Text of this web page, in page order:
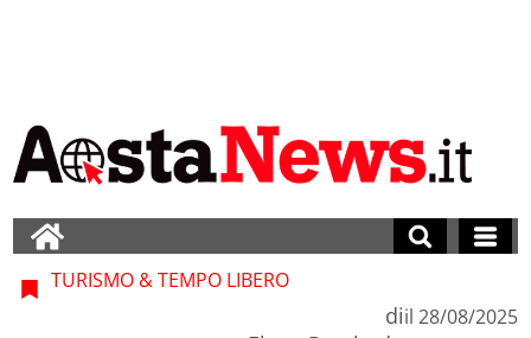
TURISMO & TEMPO LIBERO
diil 28/08/2025